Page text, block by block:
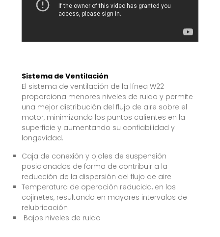
Sistema de Ventilación
El sistema de ventilación de la línea W22
proporciona menores niveles de ruido y permite
una mejor distribución del flujo de aire sobre el
motor, minimizando los puntos calientes en la
superficie y aumentando su confiabilidad y
longevidad.
Caja de conexión y ojales de suspensión
posicionados de forma de contribuir a la
reducción de la dispersión del flujo de aire
Temperatura de operación reducida, en los
cojinetes, resultando en mayores intervalos de
relubricación
Bajos niveles de ruido